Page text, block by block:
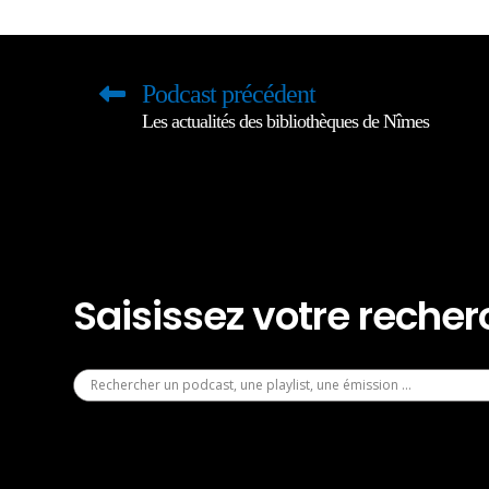
Podcast précédent
Les actualités des bibliothèques de Nîmes
Saisissez votre